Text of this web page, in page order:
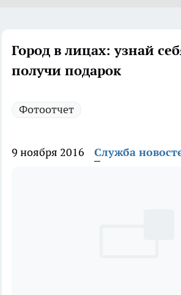
Город в лицах: узнай
получи подарок
Фотоотчет
9 ноября 2016 Служба